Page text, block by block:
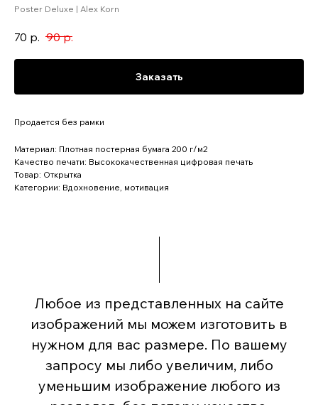
Poster Deluxe | Alex Korn
70 р. 90 р.
Заказать
Продается без рамки
Материал: Плотная постерная бумага 200 г/м2
Качество печати: Высококачественная цифровая печать
Товар: Открытка
Категории: Вдохновение, мотивация
Любое из представленных на сайте
изображений мы можем изготовить в
нужном для вас размере. По вашему
запросу мы либо увеличим, либо
уменьшим изображение любого из